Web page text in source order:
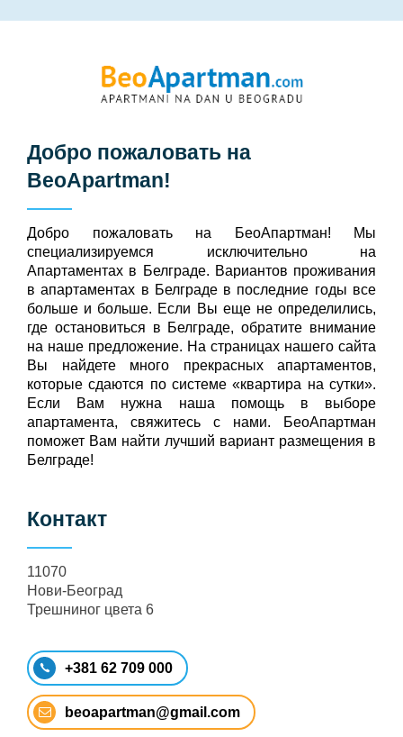
Добро пожаловать на
BeoApartman!
Добро пожаловать на БeoАпартман! Мы
специализируемся исключительно на
Апартаментах в Белграде. Вариантов проживания
в апартаментах в Белграде в последние годы все
больше и больше. Если Вы еще не определились,
где остановиться в Белграде, обратите внимание
на наше предложение. На страницах нашего сайта
Вы найдете много прекрасных апартаментов,
которые сдаются по системе «квартира на сутки».
Если Вам нужна наша помощь в выборе
апартамента, свяжитесь с нами. БеоАпартман
поможет Вам найти лучший вариант размещения в
Белграде!
Контакт
11070
Нови-Београд
Трешниног цвета 6
+381 62 709 000
beoapartman@gmail.com